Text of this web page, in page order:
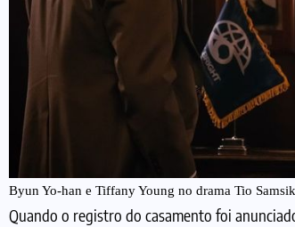
Byun Yo-han e Tiffany Young no drama Tio
Quando o registro do casamento foi